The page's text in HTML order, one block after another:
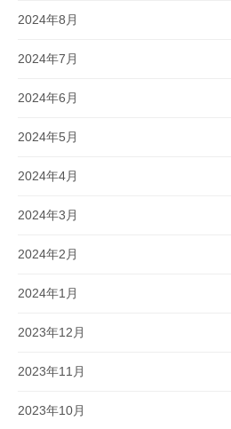
2024年8月
2024年7月
2024年6月
2024年5月
2024年4月
2024年3月
2024年2月
2024年1月
2023年12月
2023年11月
2023年10月